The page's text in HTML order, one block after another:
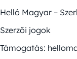
Helló Magyar –
Szerzői jogok
Támogatás: